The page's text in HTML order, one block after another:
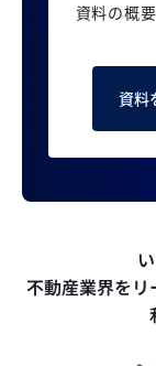
資料の概
資料
不動産業界を